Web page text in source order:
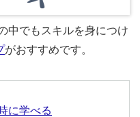
中でもスキルを身につけ
がおすすめです。
に学べる